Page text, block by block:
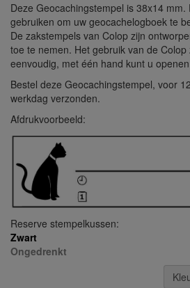
Deze Geocachingstempel is 38x14
gebruiken om uw geocachelogboek te
De zakstempels van Colop zijn
toe te nemen. Het gebruik van de Colop
eenvoudig, met één hand kunt u
Bestel deze Geocachingstempel, voor
werkdag verzonden.
Afdrukvoorbeeld:
Reserve stempelkussen:
Zwart
Ongedrenkt